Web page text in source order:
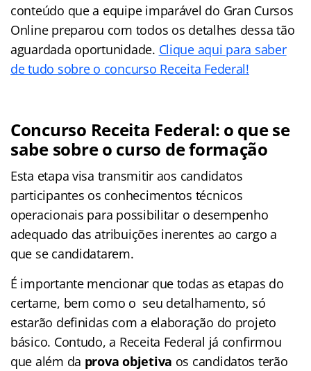
conteúdo que a equipe imparável do Gran Cursos
Online preparou com todos os detalhes dessa tão
aguardada oportunidade. Clique aqui para saber
de tudo sobre o concurso Receita Federal!
Concurso Receita Federal: o que se
sabe sobre o curso de formação
Esta etapa visa transmitir aos candidatos
participantes os conhecimentos técnicos
operacionais para possibilitar o desempenho
adequado das atribuições inerentes ao cargo a
que se candidatarem.
É importante mencionar que todas as etapas do
certame, bem como o seu detalhamento, só
estarão definidas com a elaboração do projeto
básico. Contudo, a Receita Federal já confirmou
que além da prova objetiva os candidatos terão